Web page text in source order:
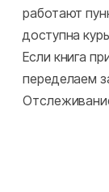
работают
доступна
Если книга
переделаем